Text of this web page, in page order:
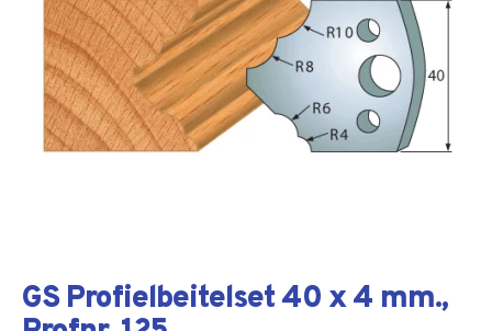
GS Profielbeitelset 40 x 4 mm.,